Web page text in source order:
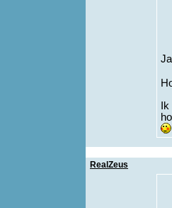
RealZeus